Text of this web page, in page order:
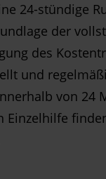
24-stündige
der
des
und
von 24
Einzelhilfe